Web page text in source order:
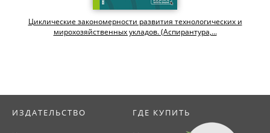
Циклические закономерности развития технологических и
мирохозяйственных укладов. (Аспирантура,...
ИЗДАТЕЛЬСТВО ГДЕ КУПИТЬ